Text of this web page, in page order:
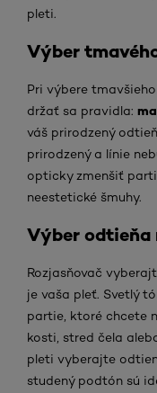
pleti.
Výber
Pri výbere
držať sa pravidla:
váš prirodzený
prirodzený a línie
opticky zmenšiť
neestetické šmuhy.
Výber odtieňa
Rozjasňovač
je vaša pleť. Svetlý
partie, ktoré chcete
kosti, stred čela
pleti vyberajte
studený podtón sú